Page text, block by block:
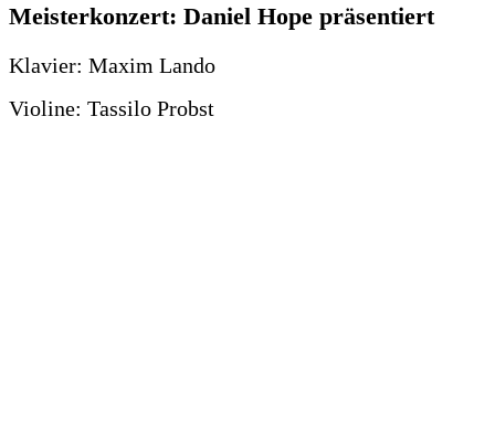
Meisterkonzert: Daniel Hope präsentiert
Klavier: Maxim Lando
Violine: Tassilo Probst